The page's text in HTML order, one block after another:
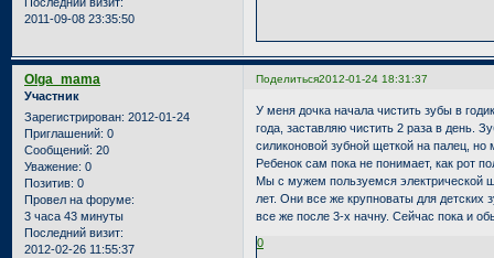
2011-09-08 23:35:50
Поделиться2012-01-24 18:31:37
Olga_mama
Участник
Зарегистрирован: 2012-01-24
Приглашений: 0
Сообщений: 20
Уважение: 0
Позитив: 0
Провел на форуме:
3 часа 43 минуты
Последний визит:
2012-02-26 11:55:37
У меня дочка начала чистить зубы в
года, заставляю чистить 2 раза в день.
силиконовой зубной щеткой на палец,
Ребенок сам пока не понимает, как рот
Мы с мужем пользуемся электрической
лет. Они все же крупноваты для детских
все же после 3-х начну. Сейчас пока и
0